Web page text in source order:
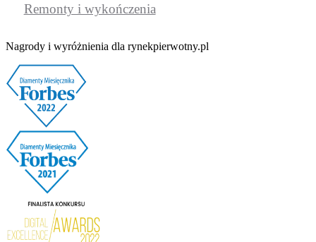
Remonty i wykończenia
Nagrody i wyróżnienia dla rynekpierwotny.pl